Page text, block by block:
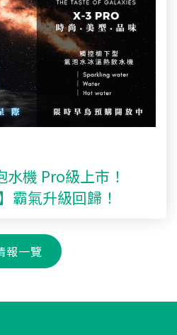
水機 Pro級上市！
霸氣升級回歸！
報一覽